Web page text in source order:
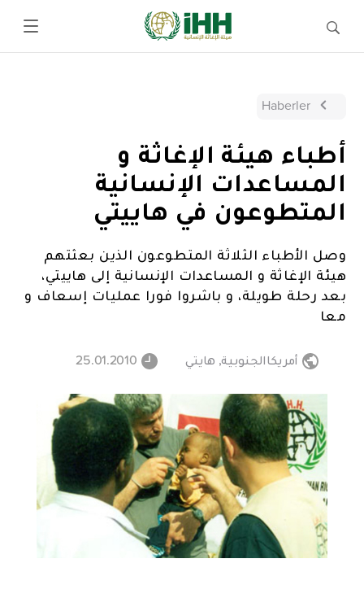
Haberler
أطباء هيئة الإغاثة و
المساعدات الإنسانية
المتطوعون في هاييتي
وصل الأطباء الثلاثة المتطوعون الذين بعثتهم
هيئة الإغاثة و المساعدات الإنسانية إلى هاييتي،
بعد رحلة طويلة، و باشروا فورا عمليات إسعاف و
معا
أمريكاالجنوبية, هايتي 25.01.2010